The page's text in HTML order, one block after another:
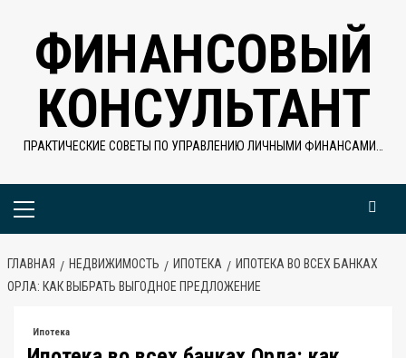
содержимому
ФИНАНСОВЫЙ
КОНСУЛЬТАНТ
ПРАКТИЧЕСКИЕ СОВЕТЫ ПО УПРАВЛЕНИЮ ЛИЧНЫМИ ФИНАНСАМИ…
Основное
ГЛАВНАЯ НЕДВИЖИМОСТЬ ИПОТЕКА
ИПОТЕКА ВО ВСЕХ БАНКАХ
ОРЛА: КАК ВЫБРАТЬ ВЫГОДНОЕ ПРЕДЛОЖЕНИЕ
Ипотека